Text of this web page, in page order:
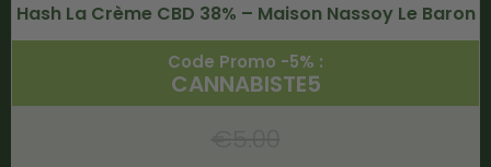
Hash La Crème CBD 38% – Maison Nassoy Le Baron
Code Promo -5% :
CANNABISTE5